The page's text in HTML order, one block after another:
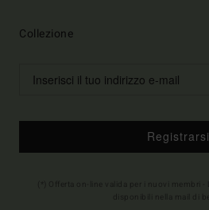
Collezione
Registrarsi